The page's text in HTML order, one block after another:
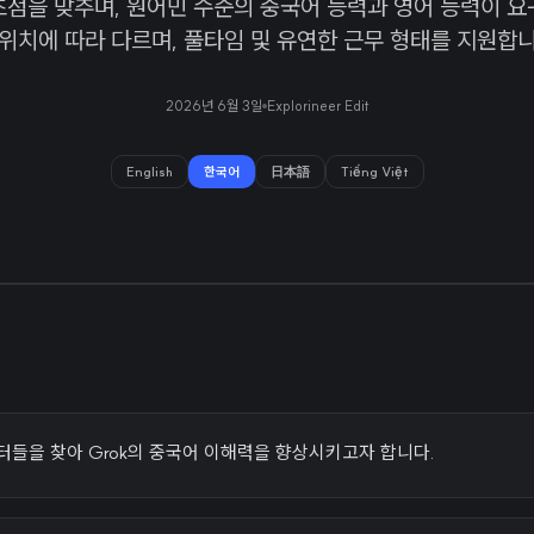
을 맞추며, 원어민 수준의 중국어 능력과 영어 능력이
치에 따라 다르며, 풀타임 및 유연한 근무 형태를 지원합
2026년 6월 3일 Explorineer Edit
English 한국어 日本語 Tiếng Việt
을 찾아 Grok의 중국어 이해력을 향상시키고자 합니다.